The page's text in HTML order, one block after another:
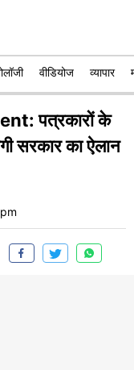
वीडियोज व्यापार
पत्रकारों के
सरकार का ऐलान